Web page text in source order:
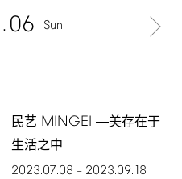
06 Sun
民艺 MINGEI ―美存在于
生活之中
2023.07.08 – 2023.09.18